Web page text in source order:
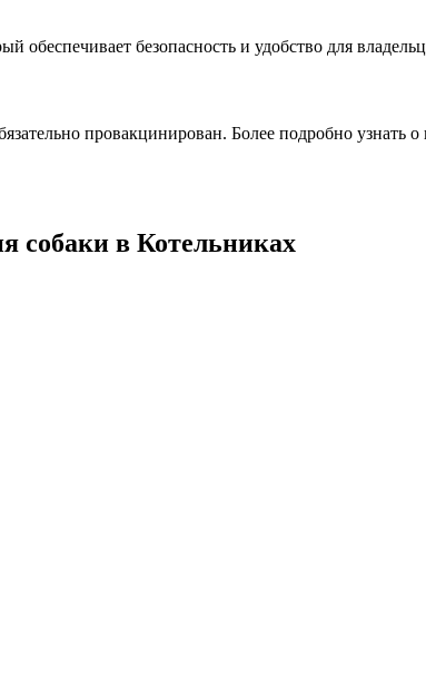
безопасность и удобство для
провакцинирован. Более подробно узнать
собаки в Котельниках